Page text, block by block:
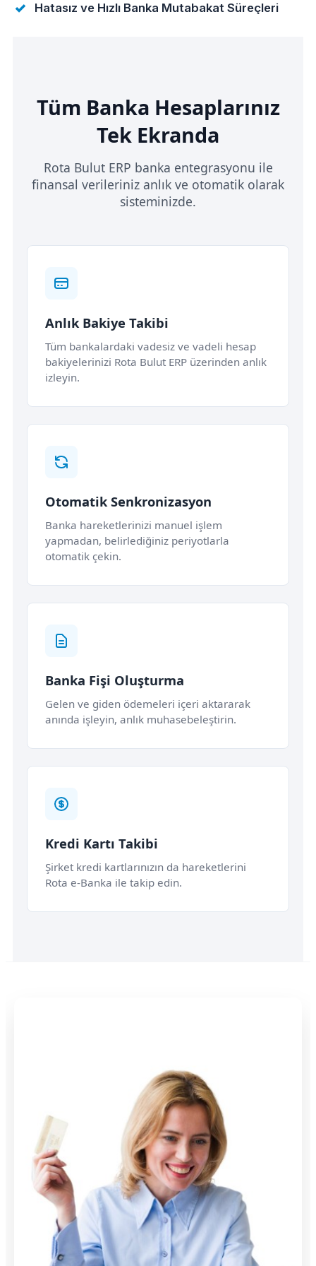
Hatasız ve Hızlı Banka Mutabakat Süreçleri
Tüm Banka Hesaplarınız
Tek Ekranda
Rota Bulut ERP banka entegrasyonu ile
finansal verileriniz anlık ve otomatik olarak
sisteminizde.
Anlık Bakiye Takibi
Tüm bankalardaki vadesiz ve vadeli hesap
bakiyelerinizi Rota Bulut ERP üzerinden anlık
izleyin.
Otomatik Senkronizasyon
Banka hareketlerinizi manuel işlem
yapmadan, belirlediğiniz periyotlarla
otomatik çekin.
Banka Fişi Oluşturma
Gelen ve giden ödemeleri içeri aktararak
anında işleyin, anlık muhasebeleştirin.
Kredi Kartı Takibi
Şirket kredi kartlarınızın da hareketlerini
Rota e-Banka ile takip edin.